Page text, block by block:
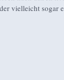
vielleicht sogar